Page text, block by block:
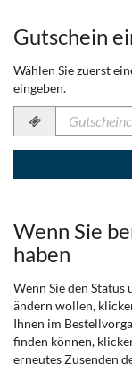
Gutschein
Wählen Sie zuerst
eingeben.
Gutscheincode
erforderlich
Wenn Sie
haben
Wenn Sie den
ändern wollen,
Ihnen im
finden können,
erneutes Zusenden